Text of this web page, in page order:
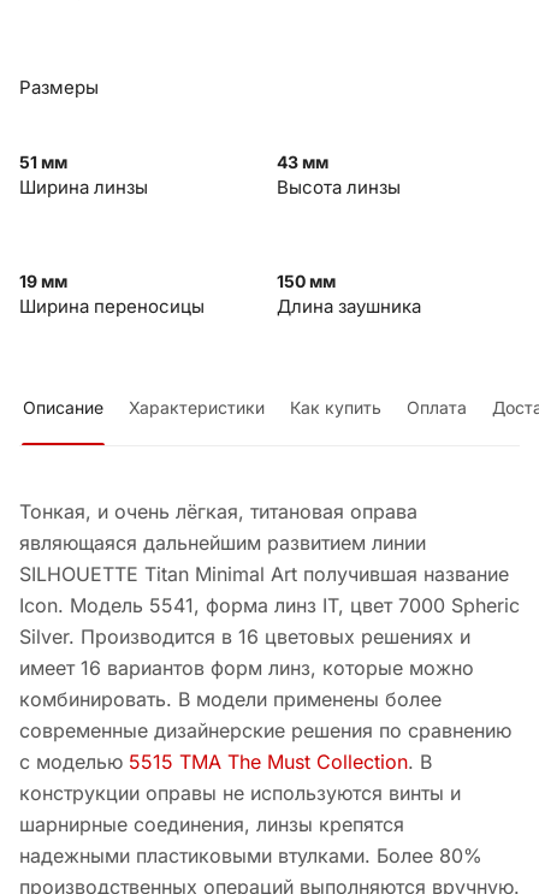
Размеры
51 мм
Ширина линзы
43 мм
Высота линзы
19 мм
Ширина переносицы
150 мм
Длина заушника
Описание Характеристики Как купить Оплата
Тонкая, и очень лёгкая, титановая оправа
являющаяся дальнейшим развитием линии
SILHOUETTE Titan Minimal Art получившая название
Icon. Модель 5541, форма линз IT, цвет 7000 Spheric
Silver. Производится в 16 цветовых решениях и
имеет 16 вариантов форм линз, которые можно
комбинировать. В модели применены более
современные дизайнерские решения по сравнению
с моделью 5515 TMA The Must Collection. В
конструкции оправы не используются винты и
шарнирные соединения, линзы крепятся
надежными пластиковыми втулками. Более 80%
производственных операций выполняются вручную.